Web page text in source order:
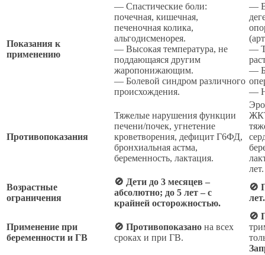
Показания к
применению
— Спастические боли:
почечная, кишечная,
печеночная колика,
альгодисменорея.
— Высокая температура, не
поддающаяся другим
жаропонижающим.
— Болевой синдром различного
происхождения.
—
—
—
—
Противопоказания
Тяжелые нарушения функции
печени/почек, угнетение
кроветворения, дефицит Г6ФД,
бронхиальная астма,
беременность, лактация.
лет.
Возрастные
ограничения
🚫 Дети до 3 месяцев –
абсолютно; до 5 лет – с
крайней осторожностью.
🚫
лет.
Применение при
беременности и ГВ
🚫 Противопоказано на всех
сроках и при ГВ.
🚫